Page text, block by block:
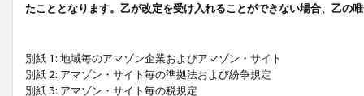
たこととなります。乙が改定を受け入れることができない場合、乙の
別紙 1: 地域毎のアマゾン企業およびアマゾン・サイト
別紙 2: アマゾン・サイト毎の準拠法および紛争規定
別紙 3: アマゾン・サイト毎の税規定